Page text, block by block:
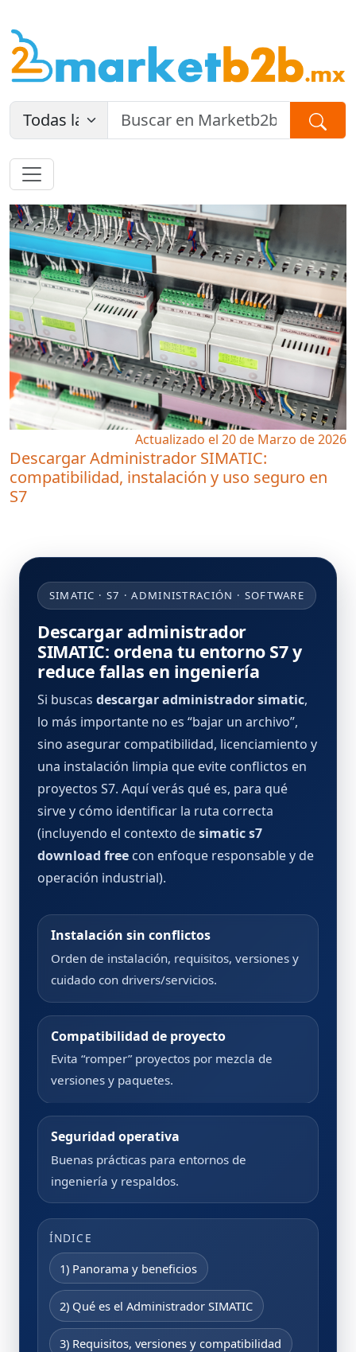
Actualizado el 20 de Marzo de 2026
Descargar Administrador SIMATIC:
compatibilidad, instalación y uso seguro en
S7
SIMATIC · S7 · ADMINISTRACIÓN · SOFTWARE
Descargar administrador
SIMATIC: ordena tu entorno S7 y
reduce fallas en ingeniería
Si buscas descargar administrador simatic,
lo más importante no es “bajar un archivo”,
sino asegurar compatibilidad, licenciamiento y
una instalación limpia que evite conflictos en
proyectos S7. Aquí verás qué es, para qué
sirve y cómo identificar la ruta correcta
(incluyendo el contexto desimatic s7
download free con enfoque responsable y de
operación industrial).
Instalación sin conflictos
Orden de instalación, requisitos, versiones y
cuidado con drivers/servicios.
Compatibilidad de proyecto
Evita “romper” proyectos por mezcla de
versiones y paquetes.
Seguridad operativa
Buenas prácticas para entornos de
ingeniería y respaldos.
ÍNDICE
1) Panorama y beneficios
2) Qué es el Administrador SIMATIC
3) Requisitos, versiones y compatibilidad